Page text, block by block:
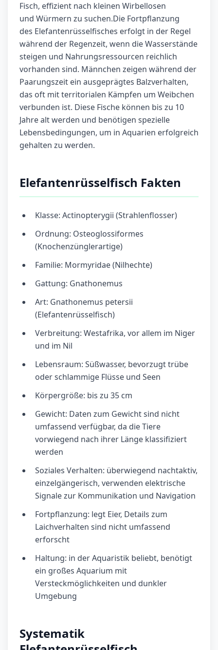
Fisch, effizient nach kleinen Wirbellosen
und Würmern zu suchen.Die Fortpflanzung
des Elefantenrüsselfisches erfolgt in der Regel
während der Regenzeit, wenn die Wasserstände
steigen und Nahrungsressourcen reichlich
vorhanden sind. Männchen zeigen während der
Paarungszeit ein ausgeprägtes Balzverhalten,
das oft mit territorialen Kämpfen um Weibchen
verbunden ist. Diese Fische können bis zu 10
Jahre alt werden und benötigen spezielle
Lebensbedingungen, um in Aquarien erfolgreich
gehalten zu werden.
Elefantenrüsselfisch Fakten
Klasse: Actinopterygii (Strahlenflosser)
Ordnung: Osteoglossiformes
(Knochenzünglerartige)
Familie: Mormyridae (Nilhechte)
Gattung: Gnathonemus
Art: Gnathonemus petersii
(Elefantenrüsselfisch)
Verbreitung: Westafrika, vor allem im Niger
und im Nil
Lebensraum: Süßwasser, bevorzugt trübe
oder schlammige Flüsse und Seen
Körpergröße: bis zu 35 cm
Gewicht: Daten zum Gewicht sind nicht
umfassend verfügbar, da die Tiere
vorwiegend nach ihrer Länge klassifiziert
werden
Soziales Verhalten: überwiegend nachtaktiv,
einzelgängerisch, verwenden elektrische
Signale zur Kommunikation und Navigation
Fortpflanzung: legt Eier, Details zum
Laichverhalten sind nicht umfassend
erforscht
Haltung: in der Aquaristik beliebt, benötigt
ein großes Aquarium mit
Versteckmöglichkeiten und dunkler
Umgebung
Systematik